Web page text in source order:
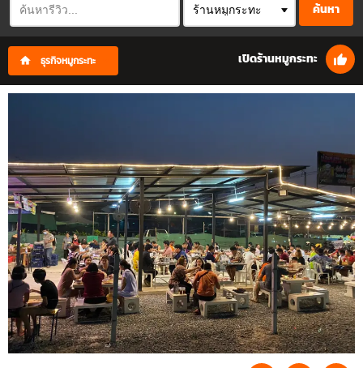
ค้นหา
ธุรกิจหมูกระทะ เปิดร้านหมูกระทะ